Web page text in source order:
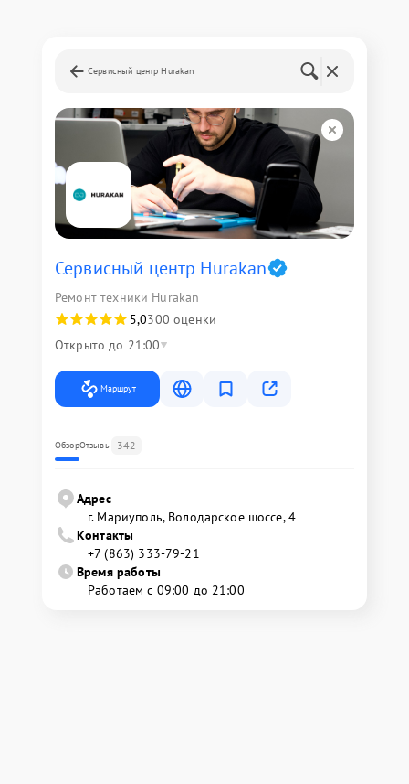
Сервисный центр Hurakan
Сервисный центр Hurakan
Ремонт техники Hurakan
5,0300 оценки
Открыто до 21:00
Маршрут
ОбзорОтзывы 342
Адрес
г. Мариуполь, Володарское шоссе, 4
Контакты
+7 (863) 333-79-21
Время работы
Работаем с 09:00 до 21:00